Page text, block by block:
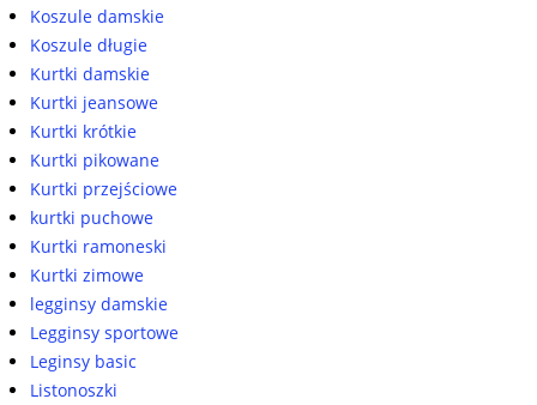
Koszule damskie
Koszule długie
Kurtki damskie
Kurtki jeansowe
Kurtki krótkie
Kurtki pikowane
Kurtki przejściowe
kurtki puchowe
Kurtki ramoneski
Kurtki zimowe
legginsy damskie
Legginsy sportowe
Leginsy basic
Listonoszki